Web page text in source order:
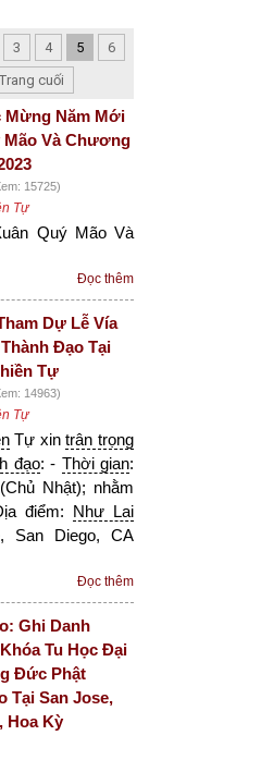
3 4 5
6
Trang cuối
Mừng Năm Mới
Mão Và Chương
15725)
Tự
Quý Mão Và
Đọc thêm
Dự Lễ Vía
Đạo Tại
Tự
14963)
Tự
Tự xintrân trọng
đạo: - Thời gian:
Nhật); nhằm
điểm: Như Lai
San Diego, CA
Đọc thêm
Ghi Danh
Tu Học Đại
Đức Phật
Tại San Jose,
Hoa Kỳ